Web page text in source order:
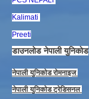
Kalimati
Preeti
डाउनलाेड नेपाली युनिकाेड
नेपाली युनिकाेड राेमनाइज
नेपाली युनिकाेड ट्रेडिसनल